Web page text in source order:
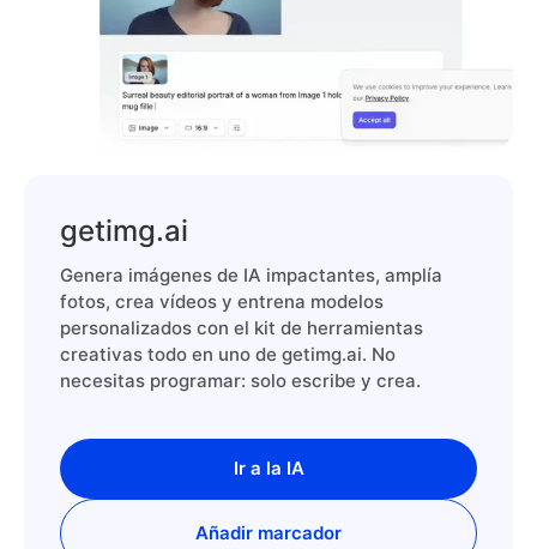
getimg.ai
Genera imágenes de IA impactantes, amplía
fotos, crea vídeos y entrena modelos
personalizados con el kit de herramientas
creativas todo en uno de getimg.ai. No
necesitas programar: solo escribe y crea.
Ir a la IA
Añadir marcador